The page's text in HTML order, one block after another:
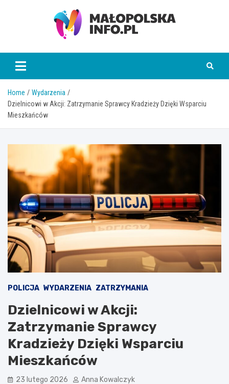
Małopolska Info
Home
Wydarzenia
Dzielnicowi w Akcji: Zatrzymanie Sprawcy Kradzieży Dzięki Wsparciu
Mieszkańców
POLICJA WYDARZENIA ZATRZYMANIA
Dzielnicowi w Akcji:
Zatrzymanie Sprawcy
Kradzieży Dzięki Wsparciu
Mieszkańców
23 lutego 2026 Anna Kowalczyk